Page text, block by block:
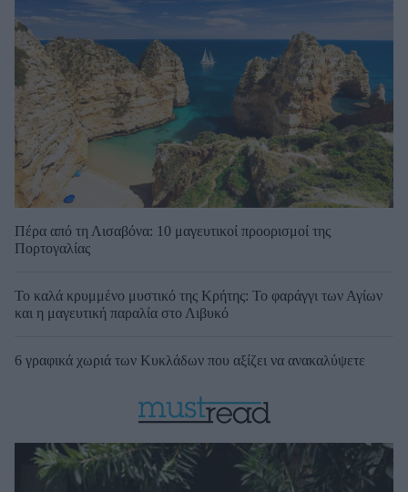
Πέρα από τη Λισαβόνα: 10 μαγευτικοί προορισμοί της
Πορτογαλίας
Το καλά κρυμμένο μυστικό της Κρήτης: Το φαράγγι των Αγίων
και η μαγευτική παραλία στο Λιβυκό
6 γραφικά χωριά των Κυκλάδων που αξίζει να ανακαλύψετε